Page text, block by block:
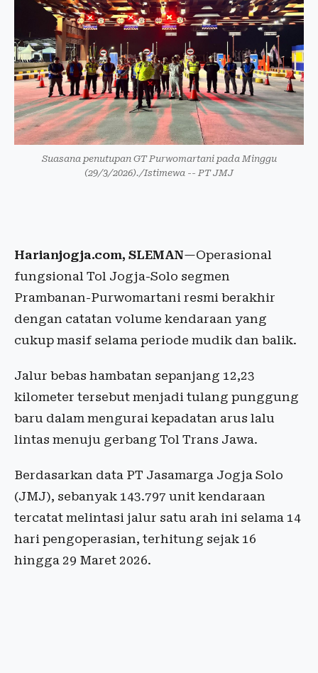
Suasana penutupan GT Purwomartani pada Minggu
(29/3/2026)./Istimewa -- PT JMJ
Harianjogja.com, SLEMAN—Operasional
fungsional Tol Jogja-Solo segmen
Prambanan-Purwomartani resmi berakhir
dengan catatan volume kendaraan yang
cukup masif selama periode mudik dan balik.
Jalur bebas hambatan sepanjang 12,23
kilometer tersebut menjadi tulang punggung
baru dalam mengurai kepadatan arus lalu
lintas menuju gerbang Tol Trans Jawa.
Berdasarkan data PT Jasamarga Jogja Solo
(JMJ), sebanyak 143.797 unit kendaraan
tercatat melintasi jalur satu arah ini selama 14
hari pengoperasian, terhitung sejak 16
hingga 29 Maret 2026.